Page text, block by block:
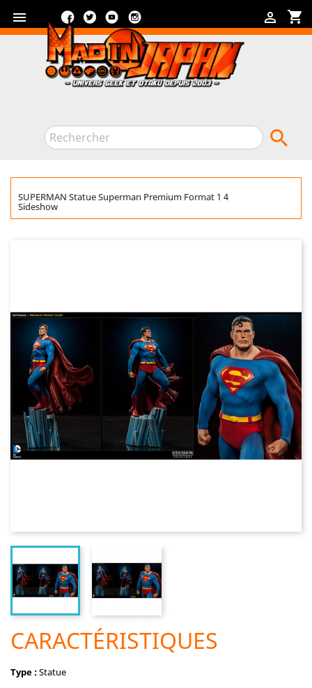
 shopping_cart

FacebookTwitterYouTube

SUPERMAN Statue Superman Premium Format 1 4
Sideshow
CARACTÉRISTIQUES
Type :Statue